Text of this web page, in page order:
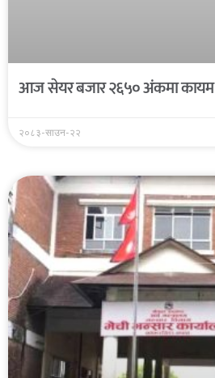
आज सेयर बजार २६५० अंकमा कायम
२०८३-साउन-२२